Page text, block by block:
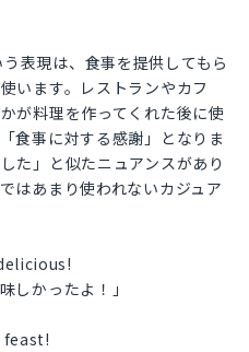
表現は、食事を提供してもら
います。レストランやカフ
が料理を作ってくれた後に使
食事に対する感謝」となりま
た」と似たニュアンスがあり
はあまり使われないカジュア
しかったよ！」